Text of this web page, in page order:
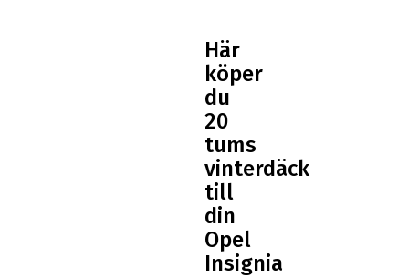
Här
köper
du
20
tums
vinterdäck
till
din
Opel
Insignia